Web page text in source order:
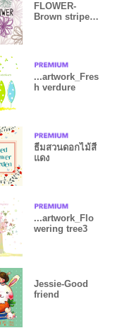
FLOWER-
Brown striped-
...artwork_Fres
h verdure
ธีมสวนดอกไม้สี
แดง
...artwork_Flo
wering tree3
Jessie-Good
friend